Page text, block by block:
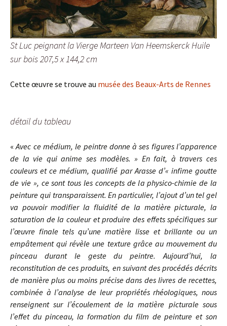
St Luc peignant la Vierge Marteen Van Heemskerck Huile
sur bois 207,5 x 144,2 cm
Cette œuvre se trouve au musée des Beaux-Arts de Rennes
détail du tableau
«Avec ce médium, le peintre donne à ses figures l’apparence
de la vie qui anime ses modèles. » En fait, à travers ces
couleurs et ce médium, qualifié par Arasse d’« infime goutte
de vie », ce sont tous les concepts de la physico-chimie de la
peinture qui transparaissent. En particulier, l’ajout d’un tel gel
va pouvoir modifier la fluidité de la matière picturale, la
saturation de la couleur et produire des effets spécifiques sur
l’œuvre finale tels qu’une matière lisse et brillante ou un
empâtement qui révèle une texture grâce au mouvement du
pinceau durant le geste du peintre. Aujourd’hui, la
reconstitution de ces produits, en suivant des procédés décrits
de manière plus ou moins précise dans des livres de recettes,
combinée à l’analyse de leur propriétés rhéologiques, nous
renseignent sur l’écoulement de la matière picturale sous
l’effet du pinceau, la formation du film de peinture et son